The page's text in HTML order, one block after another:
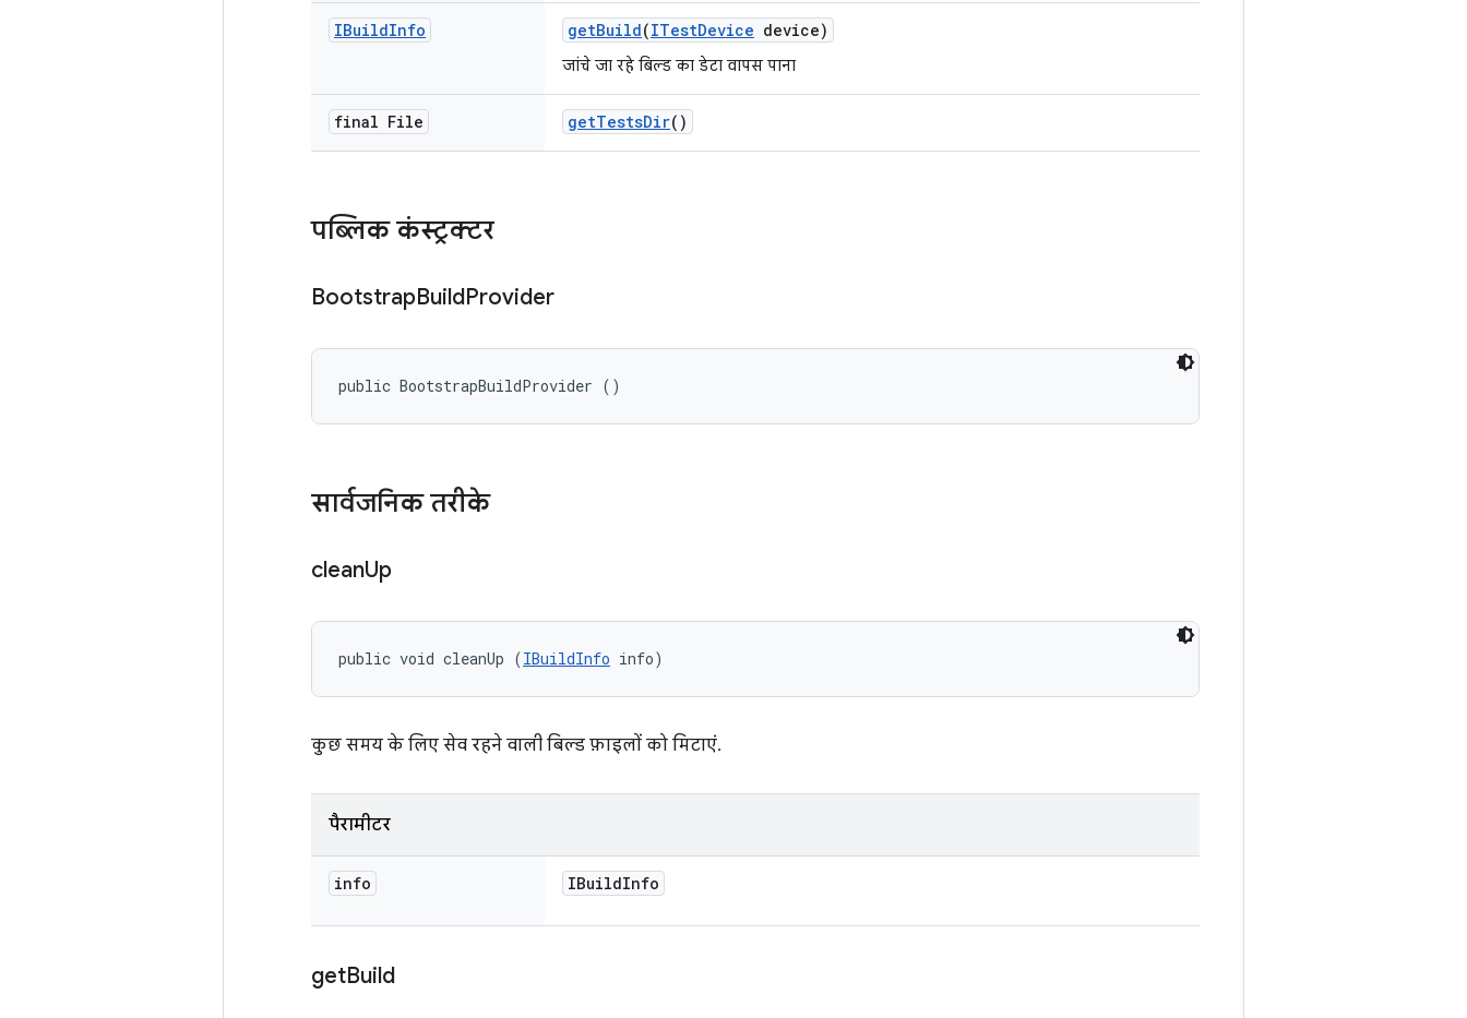
IBuildInfo getBuild(ITestDevice device)
जांचे जा रहे बिल्ड का डेटा वापस पाना
final File getTestsDir()
पब्लिक कंस्ट्रक्टर
BootstrapBuildProvider
public BootstrapBuildProvider ()
सार्वजनिक तरीके
cleanUp
public void cleanUp (IBuildInfo info)
कुछ समय के लिए सेव रहने वाली बिल्ड फ़ाइलों को मिटाएं.
पैरामीटर
info IBuildInfo
getBuild